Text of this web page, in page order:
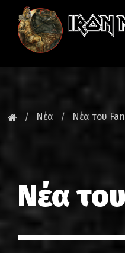
Νέα Νέα του
Νέα